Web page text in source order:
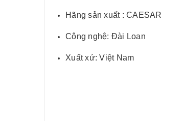
Hãng sản xuất : CAESAR
Công nghệ: Đài Loan
Xuất xứ: Việt Nam